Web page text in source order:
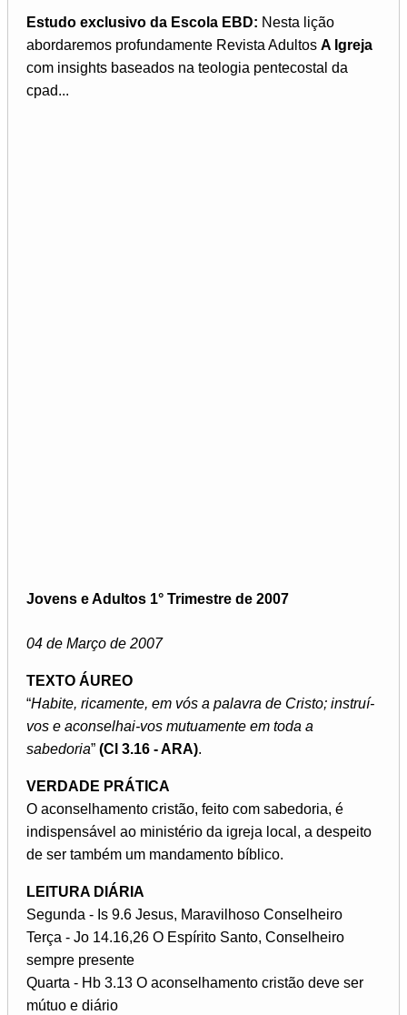
Estudo exclusivo da Escola EBD: Nesta lição
abordaremos profundamente Revista Adultos A Igreja
com insights baseados na teologia pentecostal da
cpad...
Jovens e Adultos 1° Trimestre de 2007
04 de Março de 2007
TEXTO ÁUREO
“Habite, ricamente, em vós a palavra de Cristo; instruí-
vos e aconselhai-vos mutuamente em toda a
sabedoria” (Cl 3.16 - ARA).
VERDADE PRÁTICA
O aconselhamento cristão, feito com sabedoria, é
indispensável ao ministério da igreja local, a despeito
de ser também um mandamento bíblico.
LEITURA DIÁRIA
Segunda - Is 9.6 Jesus, Maravilhoso Conselheiro
Terça - Jo 14.16,26 O Espírito Santo, Conselheiro
sempre presente
Quarta - Hb 3.13 O aconselhamento cristão deve ser
mútuo e diário